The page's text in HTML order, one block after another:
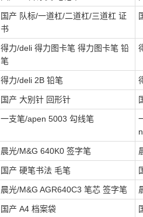
国产 队标/一道杠/二道杠/三道杠 证
书
得力/deli 得力图卡笔 得力图卡笔 铅
笔
得力/deli 2B 铅笔
国产 大别针 回形针
一支笔/apen 5003 勾线笔
n
晨光/M&G 640K0 签字笔
国产 硬笔书法 毛笔
晨光/M&G AGR640C3 笔芯 签字笔
国产 A4 档案袋